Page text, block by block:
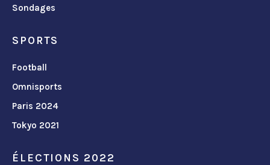
Sondages
SPORTS
Football
Omnisports
Paris 2024
Tokyo 2021
ÉLECTIONS 2022